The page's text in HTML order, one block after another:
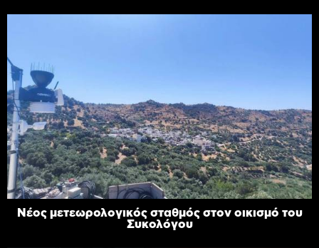
Νέος μετεωρολογικός σταθμός στον οικισμό του
Συκολόγου